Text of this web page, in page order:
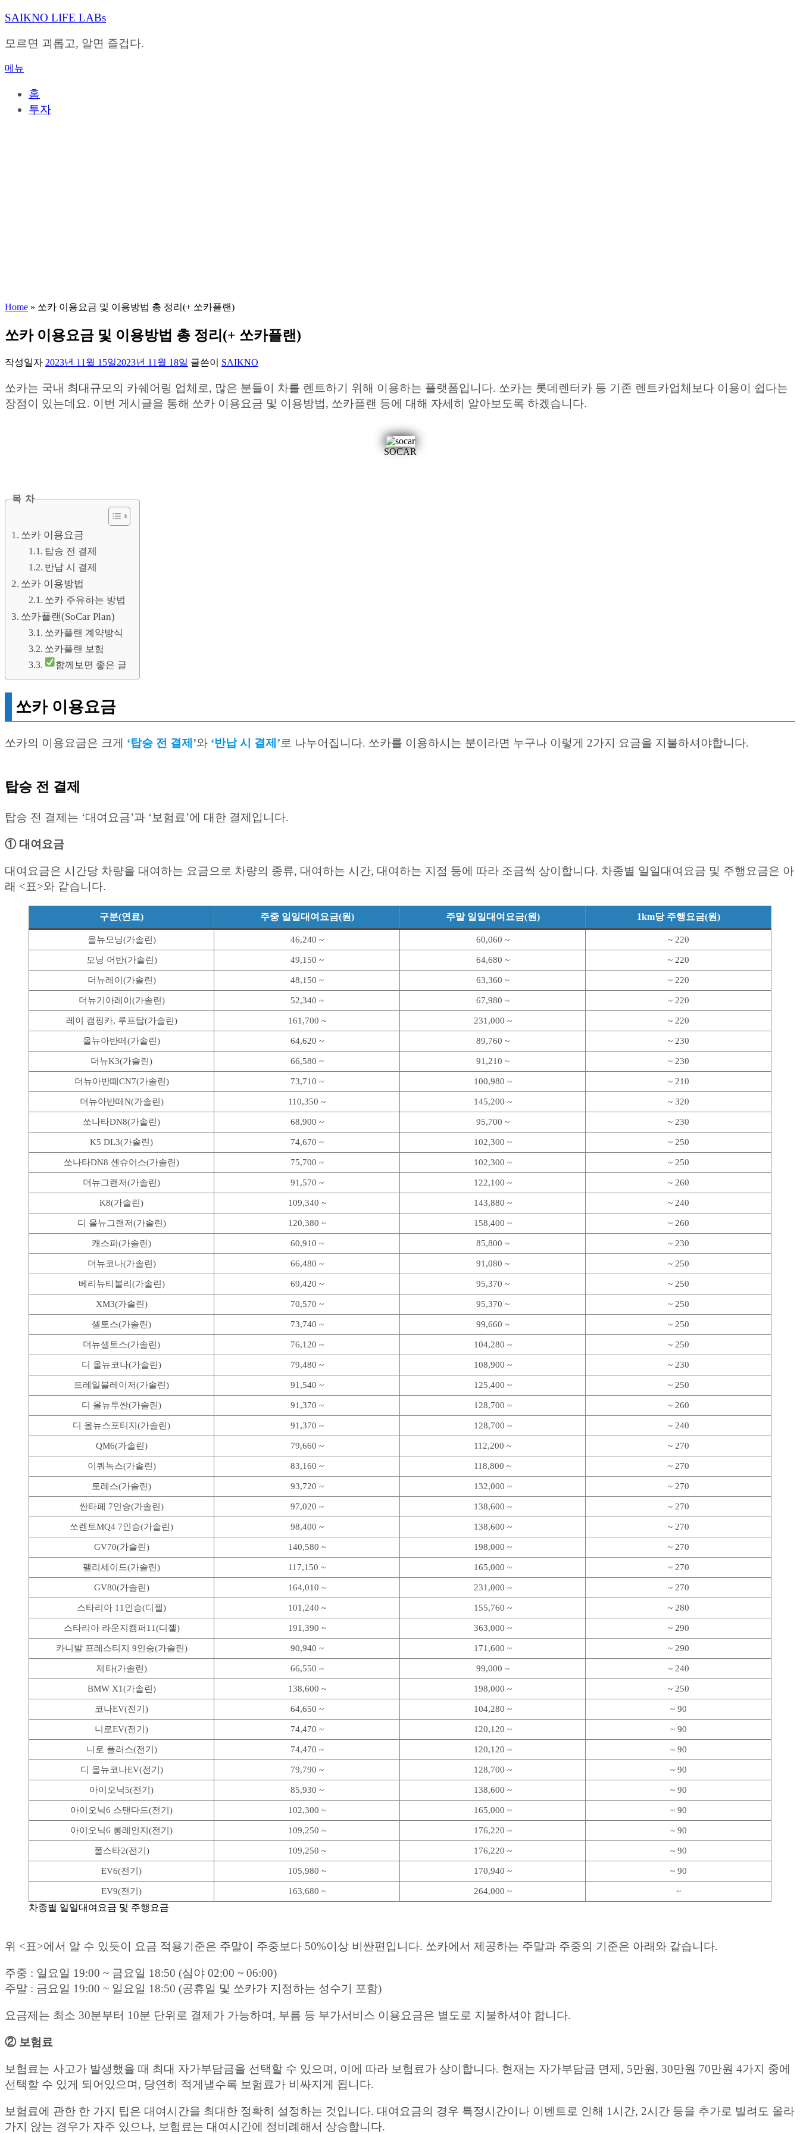
내
으
바
SAIKNO LIFE LABs
모르면 괴롭고, 알면 즐겁다.
메뉴
홈
투자
Home » 쏘카 이용요금 및 이용방법 총 정리(+ 쏘카플랜)
쏘카 이용요금 및 이용방법 총 정리(+ 쏘카플랜)
작성일자 2023년 11월 15일2023년 11월 18일 글쓴이 SAIKNO
쏘카는 국내 최대규모의 카쉐어링 업체로, 많은 분들이 차를 렌트하기 위해 이용하는 플랫폼입니다. 쏘카는 롯데렌터카 등 기존 렌트카업체보다 이용이 쉽다는
장점이 있는데요. 이번 게시글을 통해 쏘카 이용요금 및 이용방법, 쏘카플랜 등에 대해 자세히 알아보도록 하겠습니다.
SOCAR
목 차
쏘카 이용요금
탑승 전 결제
반납 시 결제
쏘카 이용방법
쏘카 주유하는 방법
쏘카플랜(SoCar Plan)
쏘카플랜 계약방식
쏘카플랜 보험
함께보면 좋은 글
쏘카 이용요금
쏘카의 이용요금은 크게 ‘탑승 전 결제’와 ‘반납 시 결제’로 나누어집니다. 쏘카를 이용하시는 분이라면 누구나 이렇게 2가지 요금을 지불하셔야합니다.
탑승 전 결제
탑승 전 결제는 ‘대여요금’과 ‘보험료’에 대한 결제입니다.
① 대여요금
대여요금은 시간당 차량을 대여하는 요금으로 차량의 종류, 대여하는 시간, 대여하는 지점 등에 따라 조금씩 상이합니다. 차종별 일일대여요금 및 주행요금은 아
래 <표>와 같습니다.
구분(연료) 주중 일일대여요금(원) 주말 일일대여요금(원) 1km당 주행요금(원)
올뉴모닝(가솔린) 46,240 ~ 60,060 ~ ~ 220
모닝 어반(가솔린) 49,150 ~ 64,680 ~ ~ 220
더뉴레이(가솔린) 48,150 ~ 63,360 ~ ~ 220
더뉴기아레이(가솔린) 52,340 ~ 67,980 ~ ~ 220
레이 캠핑카, 루프탑(가솔린) 161,700 ~ 231,000 ~ ~ 220
올뉴아반떼(가솔린) 64,620 ~ 89,760 ~ ~ 230
더뉴K3(가솔린) 66,580 ~ 91,210 ~ ~ 230
더뉴아반떼CN7(가솔린) 73,710 ~ 100,980 ~ ~ 210
더뉴아반떼N(가솔린) 110,350 ~ 145,200 ~ ~ 320
쏘나타DN8(가솔린) 68,900 ~ 95,700 ~ ~ 230
K5 DL3(가솔린) 74,670 ~ 102,300 ~ ~ 250
쏘나타DN8 센슈어스(가솔린) 75,700 ~ 102,300 ~ ~ 250
더뉴그랜저(가솔린) 91,570 ~ 122,100 ~ ~ 260
K8(가솔린) 109,340 ~ 143,880 ~ ~ 240
디 올뉴그랜저(가솔린) 120,380 ~ 158,400 ~ ~ 260
캐스퍼(가솔린) 60,910 ~ 85,800 ~ ~ 230
더뉴코나(가솔린) 66,480 ~ 91,080 ~ ~ 250
베리뉴티볼리(가솔린) 69,420 ~ 95,370 ~ ~ 250
XM3(가솔린) 70,570 ~ 95,370 ~ ~ 250
셀토스(가솔린) 73,740 ~ 99,660 ~ ~ 250
더뉴셀토스(가솔린) 76,120 ~ 104,280 ~ ~ 250
디 올뉴코나(가솔린) 79,480 ~ 108,900 ~ ~ 230
트레일블레이저(가솔린) 91,540 ~ 125,400 ~ ~ 250
디 올뉴투싼(가솔린) 91,370 ~ 128,700 ~ ~ 260
디 올뉴스포티지(가솔린) 91,370 ~ 128,700 ~ ~ 240
QM6(가솔린) 79,660 ~ 112,200 ~ ~ 270
이쿼녹스(가솔린) 83,160 ~ 118,800 ~ ~ 270
토레스(가솔린) 93,720 ~ 132,000 ~ ~ 270
싼타페 7인승(가솔린) 97,020 ~ 138,600 ~ ~ 270
쏘렌토MQ4 7인승(가솔린) 98,400 ~ 138,600 ~ ~ 270
GV70(가솔린) 140,580 ~ 198,000 ~ ~ 270
팰리세이드(가솔린) 117,150 ~ 165,000 ~ ~ 270
GV80(가솔린) 164,010 ~ 231,000 ~ ~ 270
스타리아 11인승(디젤) 101,240 ~ 155,760 ~ ~ 280
스타리아 라운지캠퍼11(디젤) 191,390 ~ 363,000 ~ ~ 290
카니발 프레스티지 9인승(가솔린) 90,940 ~ 171,600 ~ ~ 290
제타(가솔린) 66,550 ~ 99,000 ~ ~ 240
BMW X1(가솔린) 138,600 ~ 198,000 ~ ~ 250
코나EV(전기) 64,650 ~ 104,280 ~ ~ 90
니로EV(전기) 74,470 ~ 120,120 ~ ~ 90
니로 플러스(전기) 74,470 ~ 120,120 ~ ~ 90
디 올뉴코나EV(전기) 79,790 ~ 128,700 ~ ~ 90
아이오닉5(전기) 85,930 ~ 138,600 ~ ~ 90
아이오닉6 스탠다드(전기) 102,300 ~ 165,000 ~ ~ 90
아이오닉6 롱레인지(전기) 109,250 ~ 176,220 ~ ~ 90
폴스타2(전기) 109,250 ~ 176,220 ~ ~ 90
EV6(전기) 105,980 ~ 170,940 ~ ~ 90
EV9(전기) 163,680 ~ 264,000 ~ ~
차종별 일일대여요금 및 주행요금
위 <표>에서 알 수 있듯이 요금 적용기준은 주말이 주중보다 50%이상 비싼편입니다. 쏘카에서 제공하는 주말과 주중의 기준은 아래와 같습니다.
주중 : 일요일 19:00 ~ 금요일 18:50 (심야 02:00 ~ 06:00)
주말 : 금요일 19:00 ~ 일요일 18:50 (공휴일 및 쏘카가 지정하는 성수기 포함)
요금제는 최소 30분부터 10분 단위로 결제가 가능하며, 부름 등 부가서비스 이용요금은 별도로 지불하셔야 합니다.
② 보험료
보험료는 사고가 발생했을 때 최대 자가부담금을 선택할 수 있으며, 이에 따라 보험료가 상이합니다. 현재는 자가부담금 면제, 5만원, 30만원 70만원 4가지 중에
선택할 수 있게 되어있으며, 당연히 적게낼수록 보험료가 비싸지게 됩니다.
보험료에 관한 한 가지 팁은 대여시간을 최대한 정확히 설정하는 것입니다. 대여요금의 경우 특정시간이나 이벤트로 인해 1시간, 2시간 등을 추가로 빌려도 올라
가지 않는 경우가 자주 있으나, 보험료는 대여시간에 정비례해서 상승합니다.